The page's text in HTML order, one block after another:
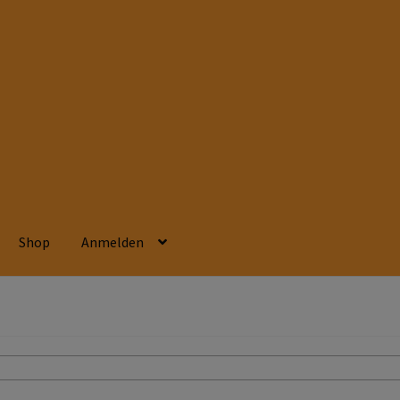
Shop Anmelden